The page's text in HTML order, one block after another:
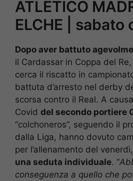
ATLETICO
ELCHE | sabato
Dopo aver battuto
il Cardassar in Coppa del Re,
cerca il riscatto in
battuta d’arresto nel derby
scorsa contro il Real. A
Covid del secondo portiere
“colchoneros”, seguendo il
dalla Liga, hanno dovuto
per l’allenamento del venerdì,
una seduta individuale. “
conseguenza a quello che